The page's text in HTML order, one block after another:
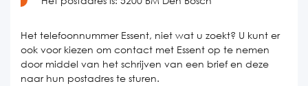
Het telefoonnummer Essent, niet wat u zoekt? U kunt er
ook voor kiezen om contact met Essent op te nemen
door middel van het schrijven van een brief en deze
naar hun postadres te sturen.